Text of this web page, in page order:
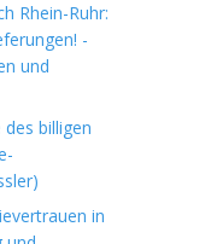
Rhein-Ruhr:
-
und
billigen
in